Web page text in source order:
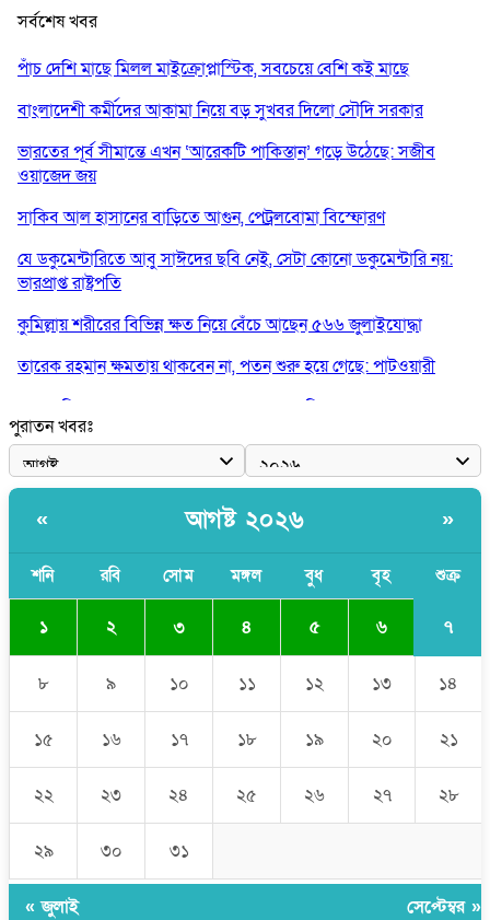
সর্বশেষ খবর
পাঁচ দেশি মাছে মিলল মাইক্রোপ্লাস্টিক, সবচেয়ে বেশি কই মাছে
বাংলাদেশী কর্মীদের আকামা নিয়ে বড় সুখবর দিলো সৌদি সরকার
ভারতের পূর্ব সীমান্তে এখন ‘আরেকটি পাকিস্তান’ গড়ে উঠেছে: সজীব
ওয়াজেদ জয়
সাকিব আল হাসানের বাড়িতে আগুন, পেট্রলবোমা বিস্ফোরণ
যে ডকুমেন্টারিতে আবু সাঈদের ছবি নেই, সেটা কোনো ডকুমেন্টারি নয়:
ভারপ্রাপ্ত রাষ্ট্রপতি
কুমিল্লায় শরীরের বিভিন্ন ক্ষত নিয়ে বেঁচে আছেন ৫৬৬ জুলাইযোদ্ধা
তারেক রহমান ক্ষমতায় থাকবেন না, পতন শুরু হয়ে গেছে: পাটওয়ারী
শেখ হাসিনাকে আর রাখতে চাচ্ছে না ভারত: আসিফ মাহমুদ
জুলাই কোনো শ্রেণি বা গোষ্ঠীর নয়, এটি সর্বস্তরের মানুষের: ড. ইউনূস
আলিয়া মাদ্রাসায় ছাত্রদল-শিবির সংঘর্ষ, হাতে পাইপ মাথায় হেলমেট পড়ে
মাঠে যুবদল নেতা নয়ন
পুরাতন খবরঃ
« আগষ্ট ২০২৬ »
শনি রবি সোম মঙ্গল বুধ বৃহ শুক্র
১ ২ ৩ ৪ ৫ ৬ ৭
৮ ৯ ১০ ১১ ১২ ১৩ ১৪
১৫ ১৬ ১৭ ১৮ ১৯ ২০ ২১
২২ ২৩ ২৪ ২৫ ২৬ ২৭ ২৮
২৯ ৩০ ৩১
« জুলাই সেপ্টেম্বর »